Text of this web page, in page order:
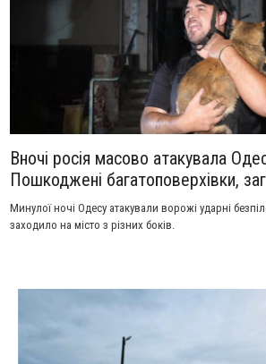
Вночі росія масово атакувала
Пошкоджені багатоповерхівки,
Минулої ночі Одесу атакували ворожі ударні
заходило на місто з різних боків.